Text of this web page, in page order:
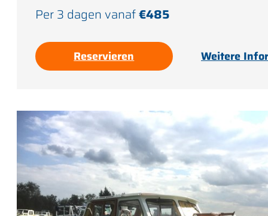
Per 3 dagen vanaf€485
Reservieren Weitere